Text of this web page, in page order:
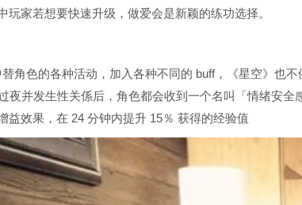
玩家若想要快速升级，做爱会是新颖的练功选择。
角色的各种活动，加入各种不同的 buff，《星空》也不
夜并发生性关係后，角色都会收到一个名叫「情绪安全
益效果，在 24 分钟内提升 15％ 获得的经验值